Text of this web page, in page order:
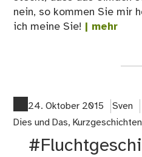
nein, so kommen Sie mir
ich meine Sie! | mehr
24. Oktober 2015
Sven
Dies und Das, Kurzgeschichten